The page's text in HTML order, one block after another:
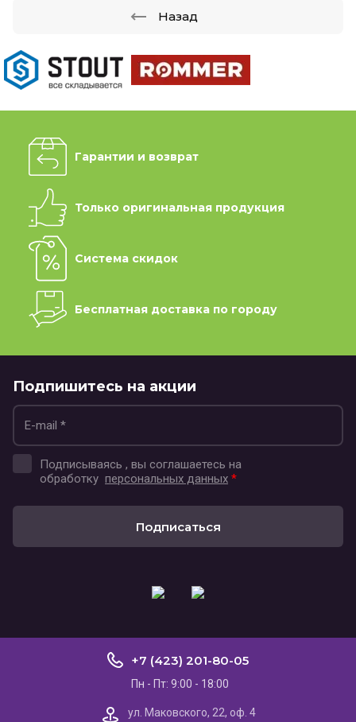
Назад
Гарантии и возврат
Только оригинальная продукция
Система скидок
Бесплатная доставка по городу
Подпишитесь на акции
Подписываясь , вы соглашаетесь на
обработку персональных данных *
Подписаться
+7 (423) 201-80-05
Пн - Пт: 9:00 - 18:00
ул. Маковского, 22, оф. 4